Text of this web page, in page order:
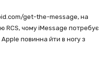
get-the-message, на
RCS, чому iMessage потребує
повинна йти в ногу з